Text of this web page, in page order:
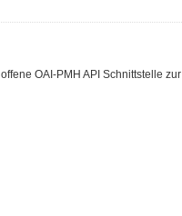
OAI-PMH API Schnittstelle zur